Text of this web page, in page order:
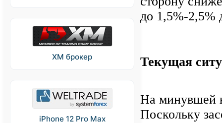
XM брокер
iPhone 12 Pro Max
до 1,5%-2,5%
Текущая
На минувшей
Поскольку